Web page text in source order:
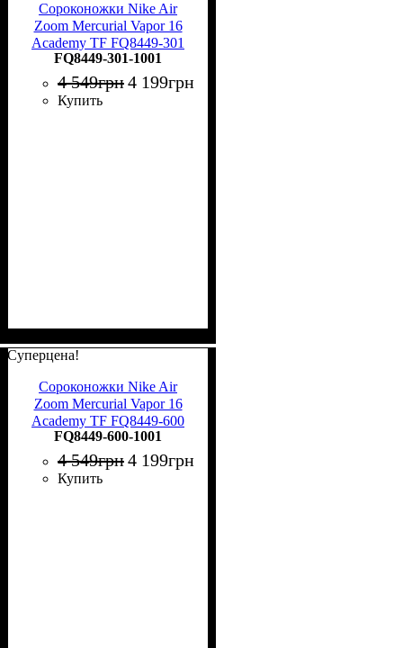
Сороконожки Nike Air
Zoom Mercurial Vapor 16
Academy TF FQ8449-301
FQ8449-301-1001
4 549грн4 199грн
Купить
Суперцена!
Сороконожки Nike Air
Zoom Mercurial Vapor 16
Academy TF FQ8449-600
FQ8449-600-1001
4 549грн4 199грн
Купить